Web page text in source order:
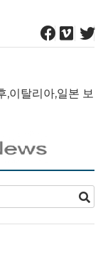
,이탈리아,일본 보